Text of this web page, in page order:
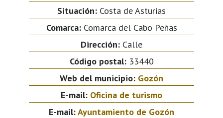
Situación: Costa de Asturias
Comarca:Comarca del Cabo Peñas
Dirección: Calle
Código postal:33440
Web del municipio: Gozón
E-mail: Oficina de turismo
E-mail:Ayuntamiento de Gozón